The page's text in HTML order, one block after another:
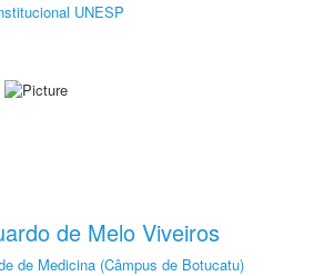
UNESP
de Melo Viveiros
de Medicina (Câmpus de Botucatu)